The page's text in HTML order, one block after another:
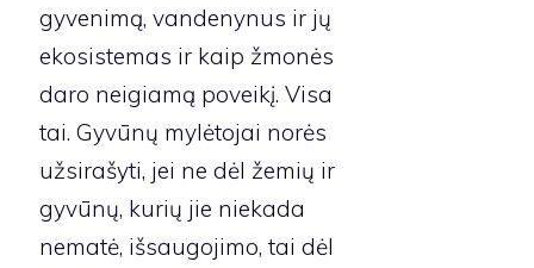
gyvenimą, vandenynus ir jų
ekosistemas ir kaip žmonės
daro neigiamą poveikį. Visa
tai. Gyvūnų mylėtojai norės
užsirašyti, jei ne dėl žemių ir
gyvūnų, kurių jie niekada
nematė, išsaugojimo, tai dėl